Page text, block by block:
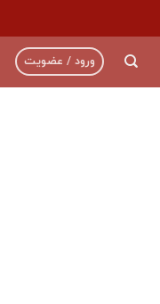
ورود / عضویت